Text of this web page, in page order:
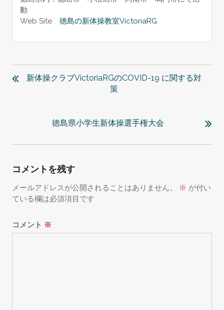
動
Web Site 徳島の新体操教室VictoriaRG
投
稿
ン
新体操クラブVictoriaRGのCOVID-19 に関する対
策
徳島県小学生新体操選手権大会
コメントを残す
メールアドレスが公開されることはありません。 ※ が付い
ている欄は必須項目です
コメント ※